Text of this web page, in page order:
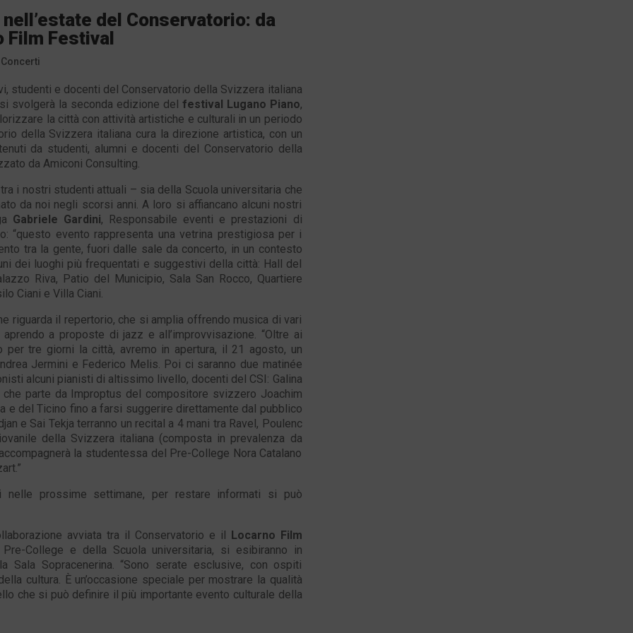
del Conservatorio: da
Film Festival
Concerti
studenti e docenti del Conservatorio della Svizzera italiana
svolgerà la seconda edizione del festival Lugano Piano,
la città con attività artistiche e culturali in un periodo
della Svizzera italiana cura la direzione artistica, con un
da studenti, alumni e docenti del Conservatorio della
da Amiconi Consulting.
i nostri studenti attuali – sia della Scuola universitaria che
da noi negli scorsi anni. A loro si affiancano alcuni nostri
Gabriele Gardini, Responsabile eventi e prestazioni di
“questo evento rappresenta una vetrina prestigiosa per i
tra la gente, fuori dalle sale da concerto, in un contesto
dei luoghi più frequentati e suggestivi della città: Hall del
Riva, Patio del Municipio, Sala San Rocco, Quartiere
Ciani e Villa Ciani.
riguarda il repertorio, che si amplia offrendo musica di vari
a proposte di jazz e all’improvvisazione. “Oltre ai
per tre giorni la città, avremo in apertura, il 21 agosto, un
Jermini e Federico Melis. Poi ci saranno due matinée
alcuni pianisti di altissimo livello, docenti del CSI: Galina
parte da Improptus del compositore svizzero Joachim
e del Ticino fino a farsi suggerire direttamente dal pubblico
e Sai Tekja terranno un recital a 4 mani tra Ravel, Poulenc
della Svizzera italiana (composta in prevalenza da
la studentessa del Pre-College Nora Catalano
prossime settimane, per restare informati si può
avviata tra il Conservatorio e il Locarno Film
College e della Scuola universitaria, si esibiranno in
Sopracenerina. “Sono serate esclusive, con ospiti
cultura. È un’occasione speciale per mostrare la qualità
che si può definire il più importante evento culturale della